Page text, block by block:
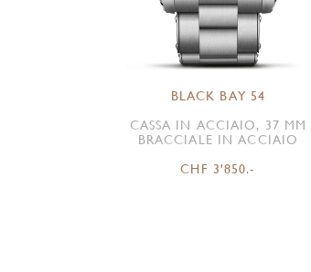
BLACK BAY 54
CASSA IN ACCIAIO, 37 MM
BRACCIALE IN ACCIAIO
CHF 3'850.-